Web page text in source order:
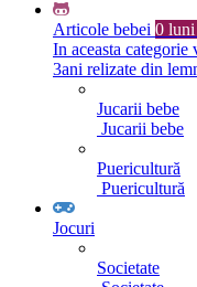
Articole bebei 0 luni
In aceasta
3ani relizate din
Jucarii bebe
Jucarii bebe
Puericultură
Puericultură
Jocuri
Societate